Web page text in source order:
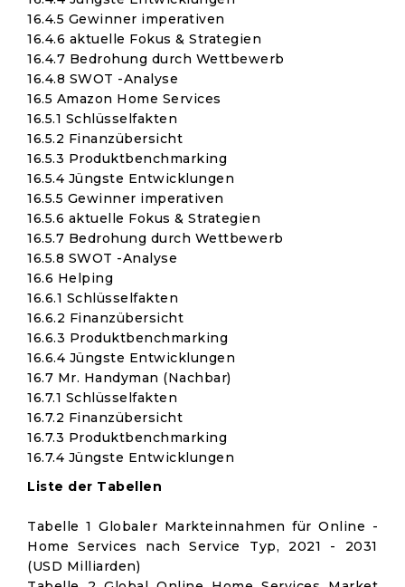
16.4.5 Gewinner imperativen
16.4.6 aktuelle Fokus & Strategien
16.4.7 Bedrohung durch Wettbewerb
16.4.8 SWOT -Analyse
16.5 Amazon Home Services
16.5.1 Schlüsselfakten
16.5.2 Finanzübersicht
16.5.3 Produktbenchmarking
16.5.4 Jüngste Entwicklungen
16.5.5 Gewinner imperativen
16.5.6 aktuelle Fokus & Strategien
16.5.7 Bedrohung durch Wettbewerb
16.5.8 SWOT -Analyse
16.6 Helping
16.6.1 Schlüsselfakten
16.6.2 Finanzübersicht
16.6.3 Produktbenchmarking
16.6.4 Jüngste Entwicklungen
16.7 Mr. Handyman (Nachbar)
16.7.1 Schlüsselfakten
16.7.2 Finanzübersicht
16.7.3 Produktbenchmarking
16.7.4 Jüngste Entwicklungen
Liste der Tabellen
Tabelle 1 Globaler Markteinnahmen für Online -
Home Services nach Service Typ, 2021 - 2031
(USD Milliarden)